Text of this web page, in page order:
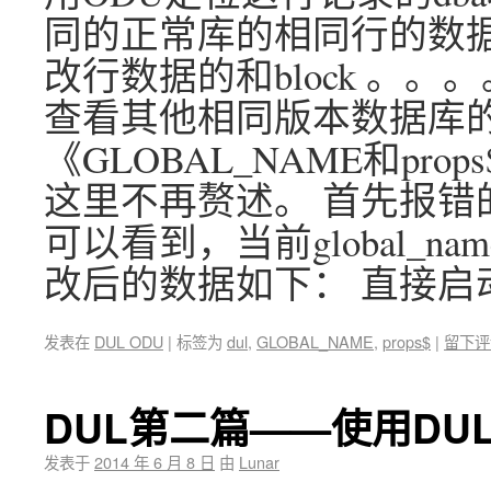
同的正常库的相同行的数
改行数据的和block 。。
查看其他相同版本数据库
《GLOBAL_NAME和
这里不再赘述。 首先报
可以看到，当前
改后的数据如下： 直接启
发表在 DUL ODU | 标签为 dul, GLOBAL_NAME, props$ | 留下
DUL第二篇——使用
发表于2014 年 6 月 8 日 由 Lunar